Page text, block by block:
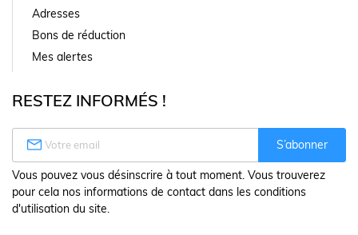
Adresses
Bons de réduction
Mes alertes
RESTEZ INFORMÉS !
 S’abonner
Vous pouvez vous désinscrire à tout moment. Vous trouverez
pour cela nos informations de contact dans les conditions
d'utilisation du site.